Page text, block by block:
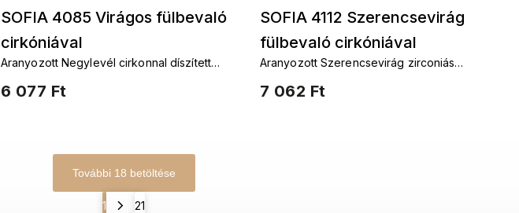
SOFIA 4085 Virágos fülbevaló
cirkóniával
6 077 Ft
Aranyozott Negylevél cirkonnal díszített
SOFIA 4112 Szerencsevirág
fülbevaló cirkóniával
7 062 Ft
Aranyozott Szerencsevirág zirconiás
További 18 betöltése
1 21